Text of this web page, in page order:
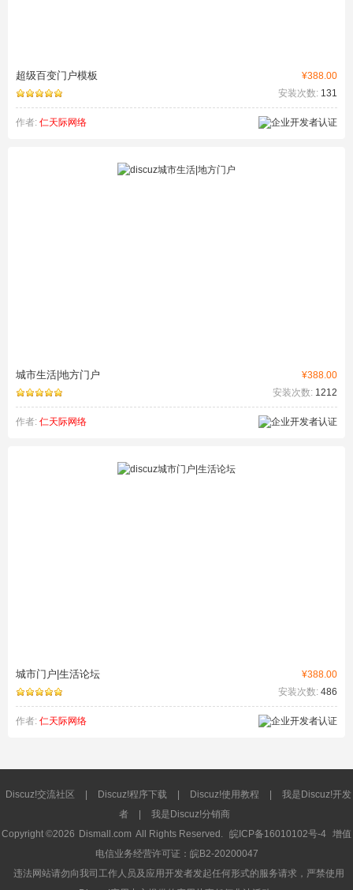
¥388.00
超级百变门户模板
安装次数: 131
作者: 仁天际网络
¥388.00
城市生活|地方门户
安装次数: 1212
作者: 仁天际网络
¥388.00
城市门户|生活论坛
安装次数: 486
作者: 仁天际网络
Discuz!交流社区 Discuz!程序下载 Discuz!使用教程
我是Discuz!开发
者
我是Discuz!分销商
Copyright ©2026 Dismall.com All Rights Reserved. 皖ICP备16010102号-4 增值
电信业务经营许可证：皖B2-20200047
违法网站请勿向我司工作人员及应用开发者发起任何形式的服务请求，严禁使用